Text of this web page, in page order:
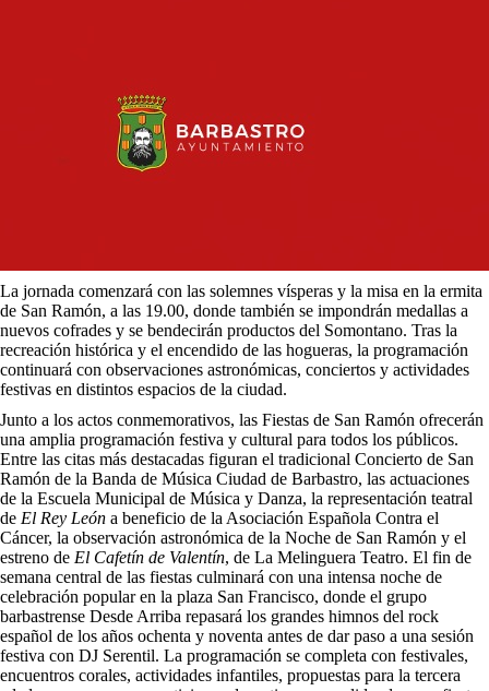
La jornada comenzará con las solemnes vísperas y la misa en la ermita
de San Ramón, a las 19.00, donde también se impondrán medallas a
nuevos cofrades y se bendecirán productos del Somontano. Tras la
recreación histórica y el encendido de las hogueras, la programación
continuará con observaciones astronómicas, conciertos y actividades
festivas en distintos espacios de la ciudad.
Junto a los actos conmemorativos, las Fiestas de San Ramón ofrecerán
una amplia programación festiva y cultural para todos los públicos.
Entre las citas más destacadas figuran el tradicional Concierto de San
Ramón de la Banda de Música Ciudad de Barbastro, las actuaciones
de la Escuela Municipal de Música y Danza, la representación teatral
de El Rey León a beneficio de la Asociación Española Contra el
Cáncer, la observación astronómica de la Noche de San Ramón y el
estreno de El Cafetín de Valentín, de La Melinguera Teatro. El fin de
semana central de las fiestas culminará con una intensa noche de
celebración popular en la plaza San Francisco, donde el grupo
barbastrense Desde Arriba repasará los grandes himnos del rock
español de los años ochenta y noventa antes de dar paso a una sesión
festiva con DJ Serentil. La programación se completa con festivales,
encuentros corales, actividades infantiles, propuestas para la tercera